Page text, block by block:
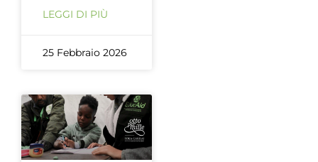
LEGGI DI PIÙ
25 Febbraio 2026